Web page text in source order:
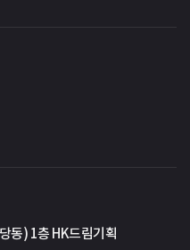
동) 1층 HK드림기획